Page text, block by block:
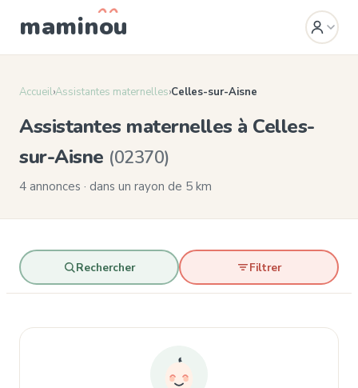
maminou
Accueil›Assistantes maternelles›Celles-sur-Aisne
Assistantes maternelles à Celles-
sur-Aisne (02370)
4 annonces · dans un rayon de 5 km
Rechercher Filtrer